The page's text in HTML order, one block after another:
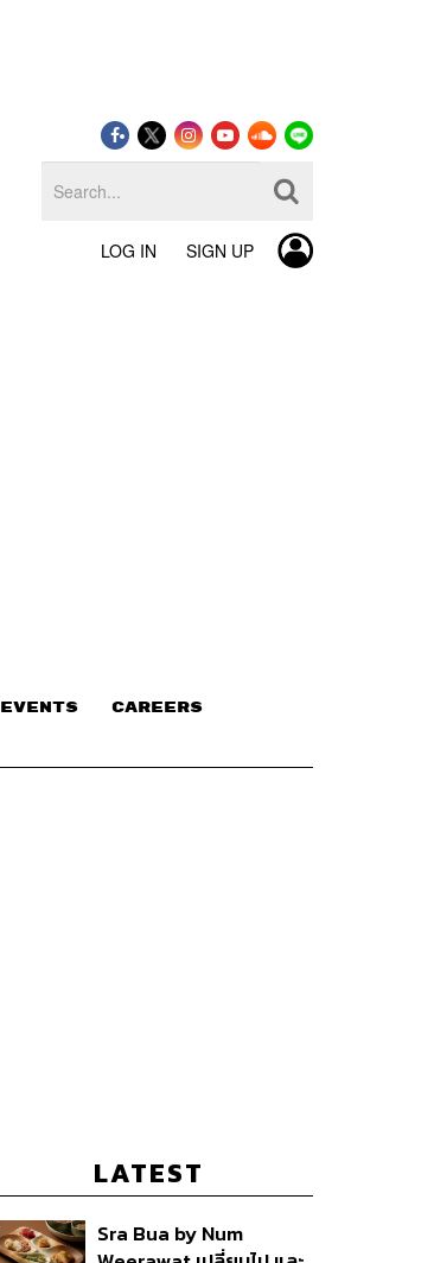
LOG IN SIGN UP
EVENTS CAREERS
LATEST
Sra Bua by Num